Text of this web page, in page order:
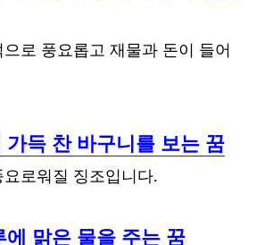
로 풍요롭고 재물과 돈이 들어
가득 찬 바구니를 보는 꿈
로워질 징조입니다.
에 맑은 물을 주는 꿈